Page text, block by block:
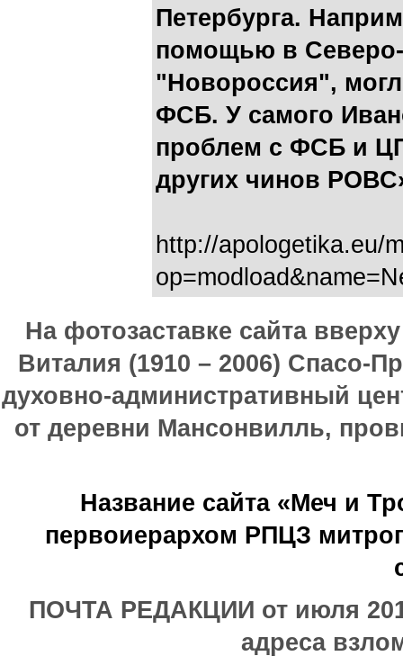
Петербурга.
помощью в
"Новороссия",
ФСБ. У самого
проблем с ФСБ и
других чинов
http://apologetika.eu/
На фотозаставке сайта
Виталия (1910 – 2006) Спасо-
духовно-административный
от деревни Мансонвилль,
Название сайта «Меч и
первоиерархом РПЦЗ
ПОЧТА РЕДАКЦИИ от июля
адреса